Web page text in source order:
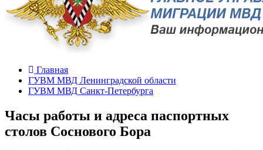
Главная
ГУВМ МВД Ленинградской области
ГУВМ МВД Санкт-Петербурга
Часы работы и адреса паспортных
столов Соснового Бора